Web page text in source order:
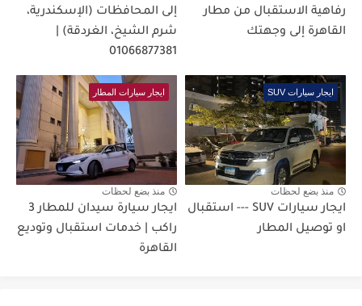
رفاهية الاستقبال من مطار
القاهرة إلى وجهتك
إلى المحافظات (الإسكندرية،
شرم الشيخ، الغردقة) |
01066877381
ايجار سيارات SUV
منذ بضع لحظات
ايجار سيارات SUV --- استقبال
او توصيل المطار
ايجار سيارات المطار
منذ بضع لحظات
ايجار سيارة سيدان للمطار 3
راكب | خدمات استقبال وتوديع
القاهرة